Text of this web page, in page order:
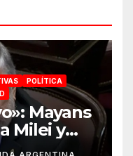
POLÍTICA
Mayans
Milei y